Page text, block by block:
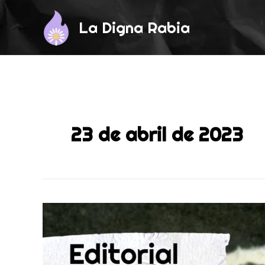
Ir
contenido
La Digna Rabia
23 de abril de 2023
dolor,
la
indignación,